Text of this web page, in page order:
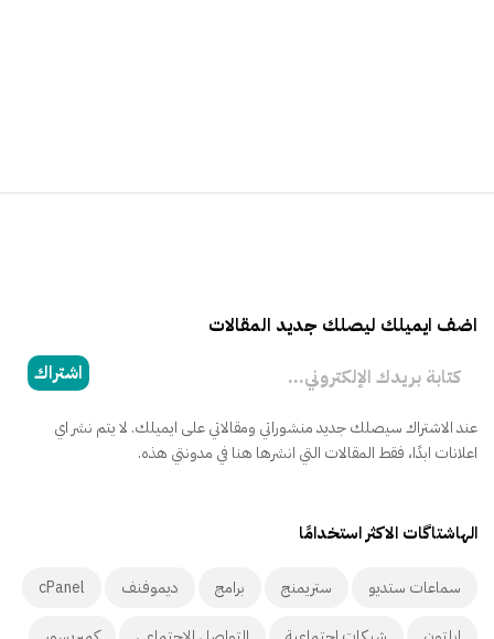
اضف ايميلك ليصلك جديد المقالات
اشتراك
عند الاشتراك سيصلك جديد منشوراتي ومقالاتي على ايميلك. لا يتم نشر اي
اعلانات ابدًا، فقط المقالات التي انشرها هنا في مدونتي هذه.
الهاشتاگات الاكثر استخدامًا
سماعات ستديو ستريمنج برامج ديموفنف cPanel